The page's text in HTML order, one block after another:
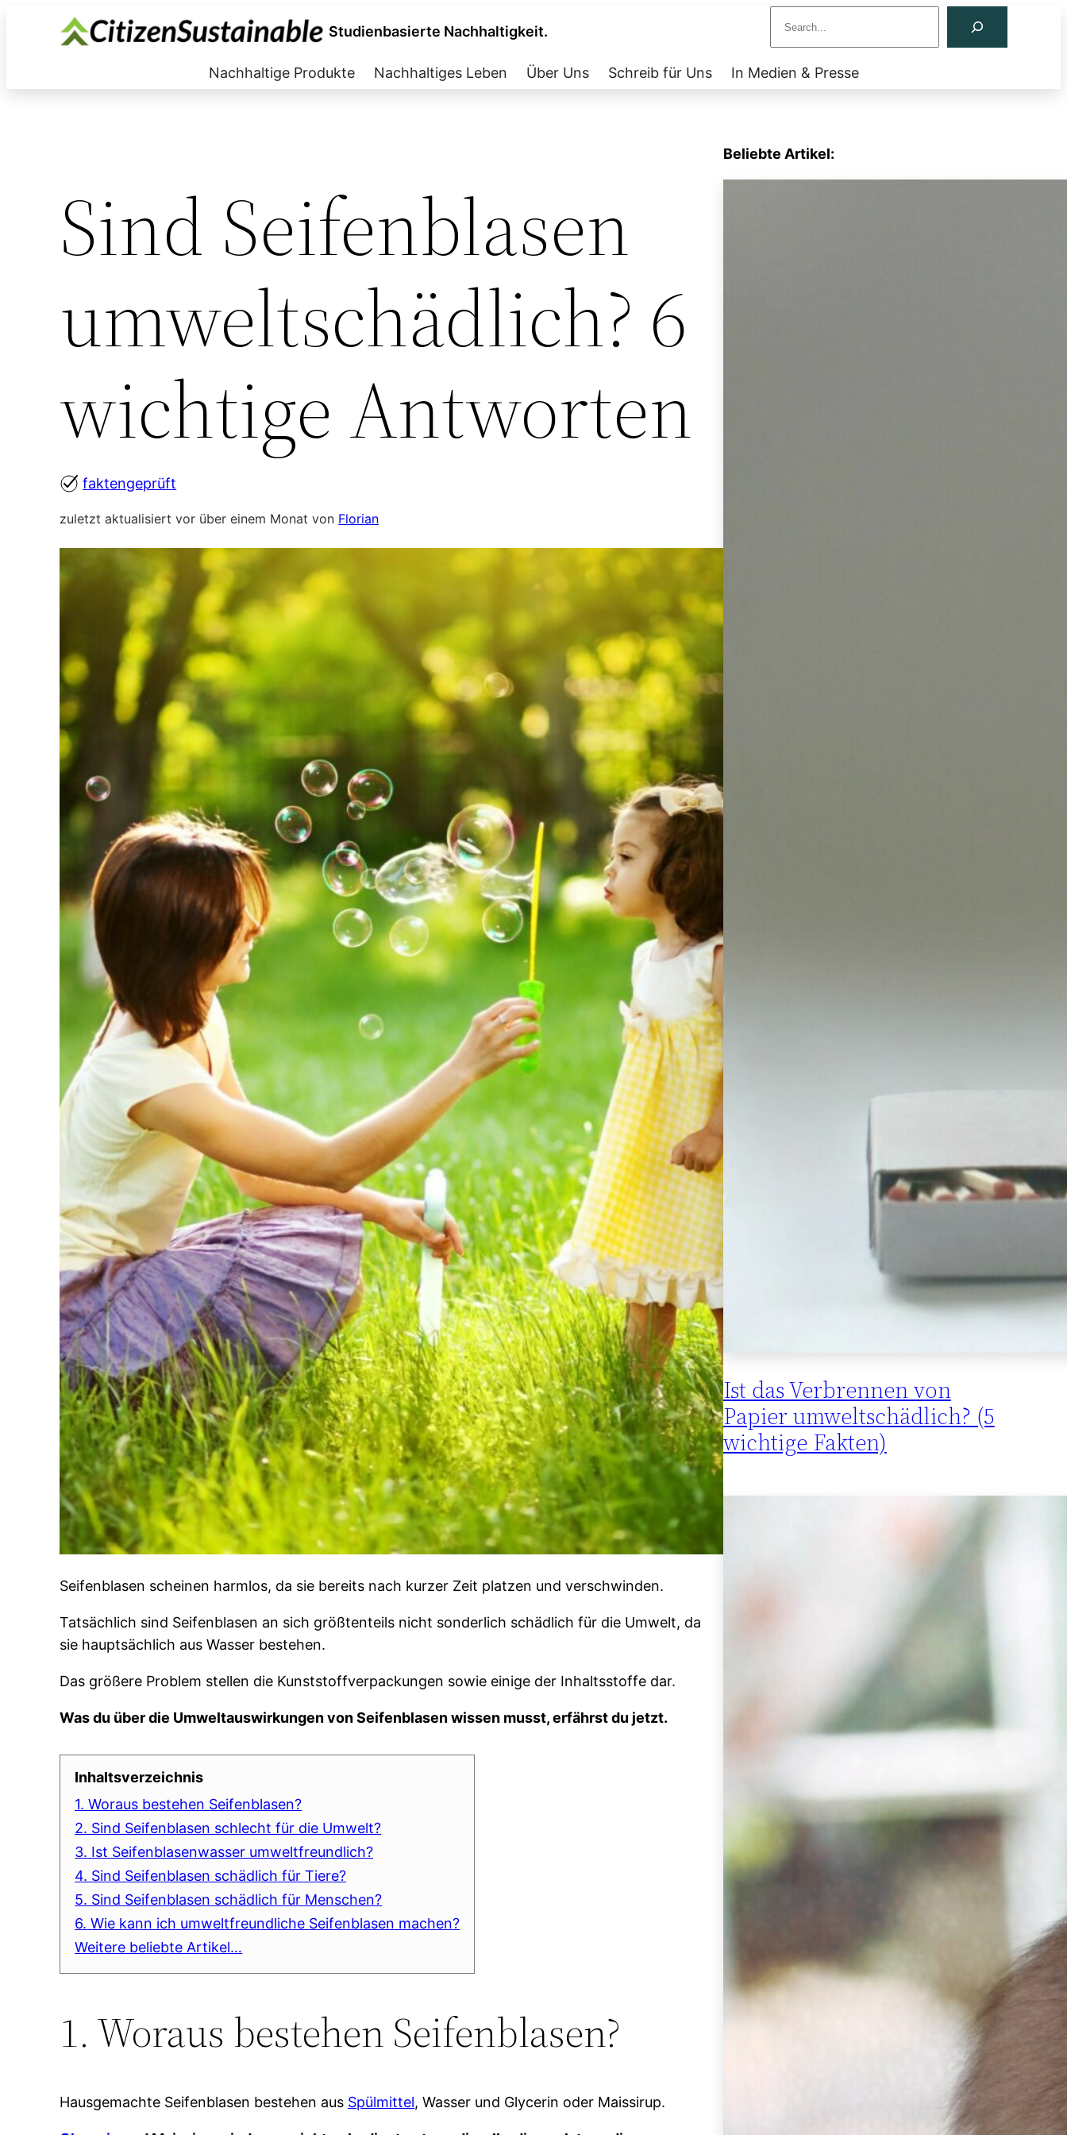
Studienbasierte Nachhaltigkeit.
r
Nachhaltige Produkte Nachhaltiges Leben Über Uns Schreib für Uns In Medien & Presse
Sind Seifenblasen
umweltschädlich? 6
wichtige Antworten
faktengeprüft
zuletzt aktualisiert vor über einem Monat von Florian
Seifenblasen scheinen harmlos, da sie bereits nach kurzer Zeit platzen und verschwinden.
Tatsächlich sind Seifenblasen an sich größtenteils nicht sonderlich schädlich für die Umwelt, da
sie hauptsächlich aus Wasser bestehen.
Das größere Problem stellen die Kunststoffverpackungen sowie einige der Inhaltsstoffe dar.
Was du über die Umweltauswirkungen von Seifenblasen wissen musst, erfährst du jetzt.
Inhaltsverzeichnis
1. Woraus bestehen Seifenblasen?
2. Sind Seifenblasen schlecht für die Umwelt?
3. Ist Seifenblasenwasser umweltfreundlich?
4. Sind Seifenblasen schädlich für Tiere?
5. Sind Seifenblasen schädlich für Menschen?
6. Wie kann ich umweltfreundliche Seifenblasen machen?
Weitere beliebte Artikel…
1. Woraus bestehen Seifenblasen?
Hausgemachte Seifenblasen bestehen aus Spülmittel, Wasser und Glycerin oder Maissirup.
Beliebte Artikel:
Ist das Verbrennen von
Papier umweltschädlich? (5
wichtige Fakten)